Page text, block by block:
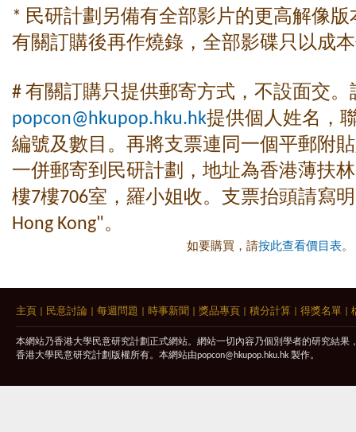
* 民研計劃另備有全部影片的更高解像
有關訂購後再作燒錄，全部影碟只以成
# 有關訂購只提供郵寄方式，不設面交。
popcon@hkupop.hku.hk提供個人姓名，
編號及數目。再將支票連同一個平郵附
一併郵寄到民研計劃，地址為香港薄扶
樓7樓706室，羅小姐收。支票抬頭請寫明
Hong Kong"。
如要購買，請按此查看價目表。
主頁 民意討論 每週問題 時事新聞 獎品專頁 積分計算 得獎名單
本網站乃香港大學民意研究計劃正式網站。網站一切內容乃個別學者的研究結
香港大學民意研究計劃版權所有。本網站由popcon@hkupop.hku.hk 製作。